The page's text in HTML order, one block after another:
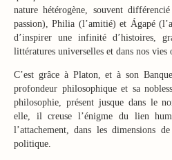
nature hétérogène, souvent
passion), Philia (l’amitié) et Ágapé
d’inspirer une infinité d’histoires,
littératures universelles et dans nos vies
C’est grâce à Platon, et à son
profondeur philosophique et sa
philosophie, présent jusque dans le
elle, il creuse l’énigme du lien
l’attachement, dans les dimensions
politique.